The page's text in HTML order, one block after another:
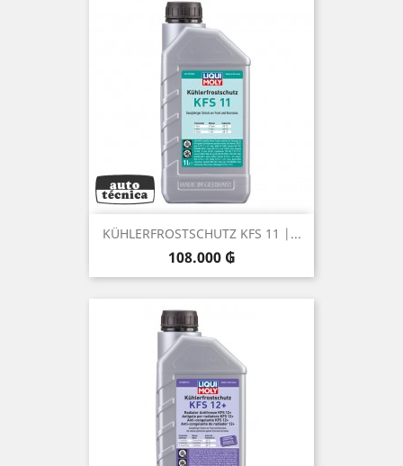
KÜHLERFROSTSCHUTZ KFS 11 |...
Precio
108.000 ₲